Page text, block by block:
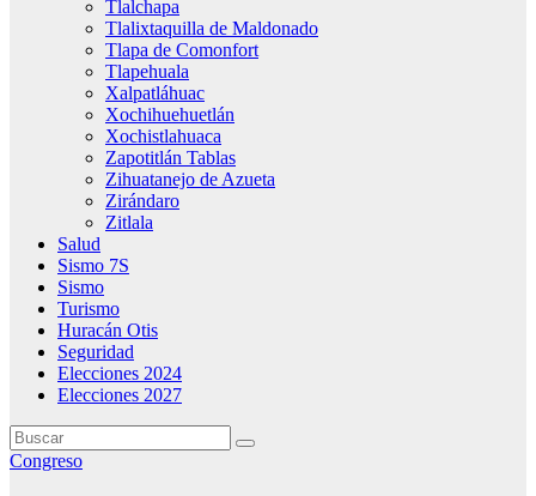
Tlalchapa
Tlalixtaquilla de Maldonado
Tlapa de Comonfort
Tlapehuala
Xalpatláhuac
Xochihuehuetlán
Xochistlahuaca
Zapotitlán Tablas
Zihuatanejo de Azueta
Zirándaro
Zitlala
Salud
Sismo 7S
Sismo
Turismo
Huracán Otis
Seguridad
Elecciones 2024
Elecciones 2027
Congreso